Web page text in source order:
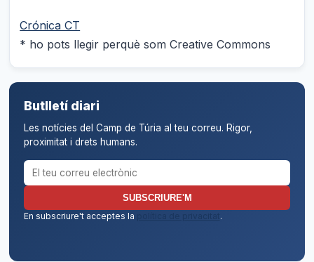
Crónica CT
* ho pots llegir perquè som Creative Commons
Butlletí diari
Les notícies del Camp de Túria al teu correu. Rigor,
proximitat i drets humans.
Correu electrònic per al butlletí
SUBSCRIURE'M
En subscriure't acceptes la
política de privacitat.